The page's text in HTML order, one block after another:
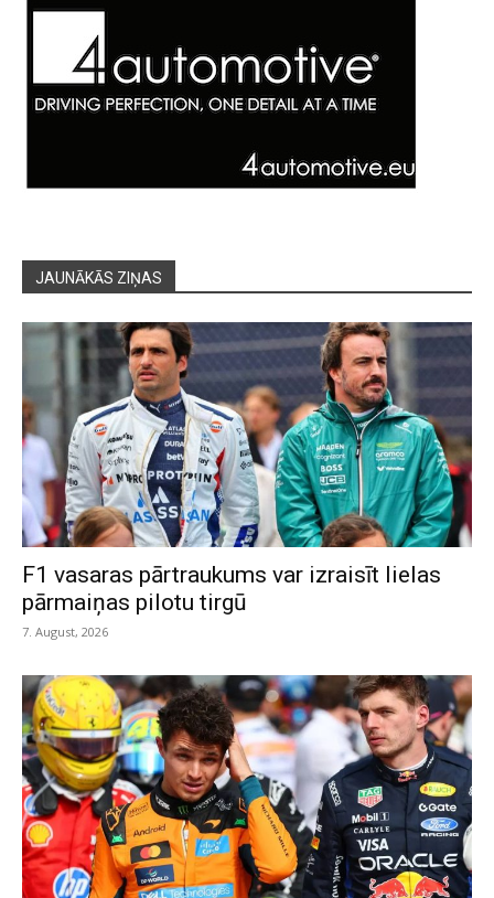
JAUNĀKĀS ZIŅAS
F1 vasaras pārtraukums var izraisīt lielas
pārmaiņas pilotu tirgū
7. August, 2026